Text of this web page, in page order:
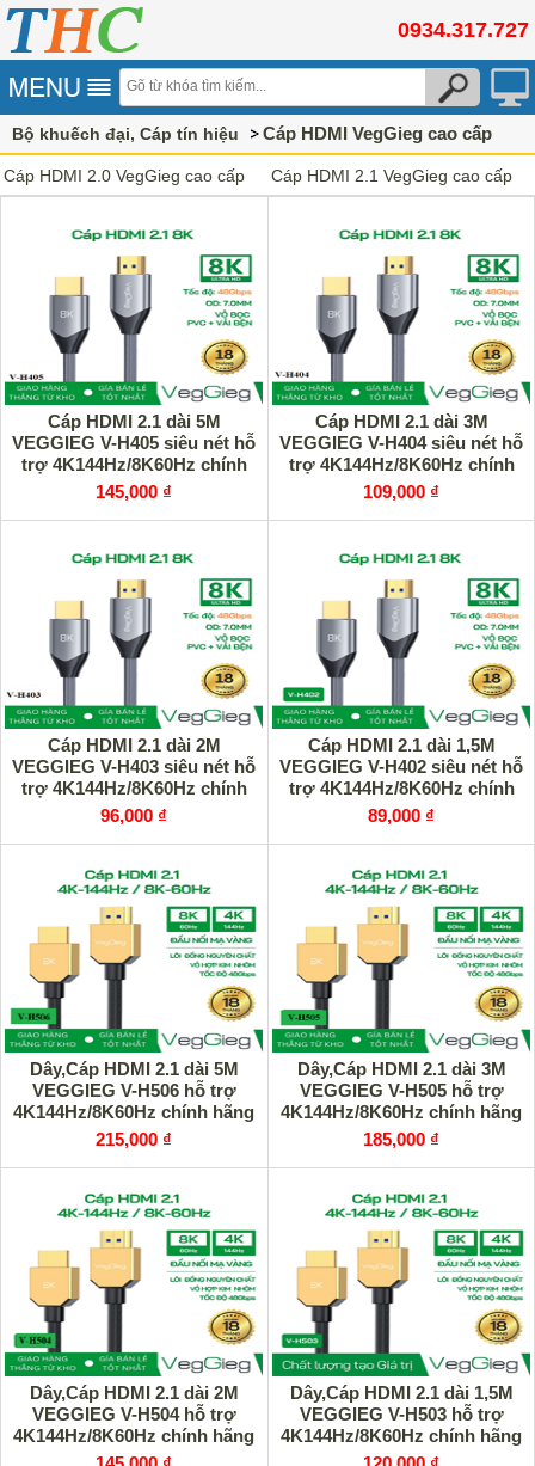
0934.317.727
Bộ khuếch đại, Cáp tín hiệu Cáp HDMI VegGieg cao cấp
Cáp HDMI 2.0 VegGieg cao cấp Cáp HDMI 2.1 VegGieg cao cấp
Cáp HDMI 2.1 dài 5M
VEGGIEG V-H405 siêu nét hỗ
trợ 4K144Hz/8K60Hz chính
hãng
145,000 ₫
Cáp HDMI 2.1 dài 3M
VEGGIEG V-H404 siêu nét hỗ
trợ 4K144Hz/8K60Hz chính
hãng
109,000 ₫
Cáp HDMI 2.1 dài 2M
VEGGIEG V-H403 siêu nét hỗ
trợ 4K144Hz/8K60Hz chính
hãng
96,000 ₫
Cáp HDMI 2.1 dài 1,5M
VEGGIEG V-H402 siêu nét hỗ
trợ 4K144Hz/8K60Hz chính
hãng
89,000 ₫
Dây,Cáp HDMI 2.1 dài 5M
VEGGIEG V-H506 hỗ trợ
4K144Hz/8K60Hz chính hãng
215,000 ₫
Dây,Cáp HDMI 2.1 dài 3M
VEGGIEG V-H505 hỗ trợ
4K144Hz/8K60Hz chính hãng
185,000 ₫
Dây,Cáp HDMI 2.1 dài 2M
VEGGIEG V-H504 hỗ trợ
4K144Hz/8K60Hz chính hãng
Dây,Cáp HDMI 2.1 dài 1,5M
VEGGIEG V-H503 hỗ trợ
4K144Hz/8K60Hz chính hãng